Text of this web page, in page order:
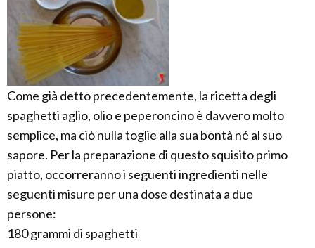
Come già detto precedentemente, la ricetta degli
spaghetti aglio, olio e peperoncino è davvero molto
semplice, ma ciò nulla toglie alla sua bontà né al suo
sapore. Per la preparazione di questo squisito primo
piatto, occorreranno i seguenti ingredienti nelle
seguenti misure per una dose destinata a due
persone:
180 grammi di spaghetti